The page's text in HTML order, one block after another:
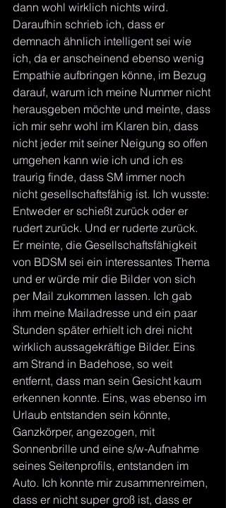
dann wohl wirklich nichts wird.
Daraufhin schrieb ich, dass er
demnach ähnlich intelligent sei wie
ich, da er anscheinend ebenso wenig
Empathie aufbringen könne, im Bezug
darauf, warum ich meine Nummer nicht
herausgeben möchte und meinte, dass
ich mir sehr wohl im Klaren bin, dass
nicht jeder mit seiner Neigung so offen
umgehen kann wie ich und ich es
traurig finde, dass SM immer noch
nicht gesellschaftsfähig ist. Ich wusste:
Entweder er schießt zurück oder er
rudert zurück. Und er ruderte zurück.
Er meinte, die Gesellschaftsfähigkeit
von BDSM sei ein interessantes Thema
und er würde mir die Bilder von sich
per Mail zukommen lassen. Ich gab
ihm meine Mailadresse und ein paar
Stunden später erhielt ich drei nicht
wirklich aussagekräftige Bilder. Eins
am Strand in Badehose, so weit
entfernt, dass man sein Gesicht kaum
erkennen konnte. Eins, was ebenso im
Urlaub entstanden sein könnte,
Ganzkörper, angezogen, mit
Sonnenbrille und eine s/w-Aufnahme
seines Seitenprofils, entstanden im
Auto. Ich konnte mir zusammenreimen,
dass er nicht super groß ist, dass er